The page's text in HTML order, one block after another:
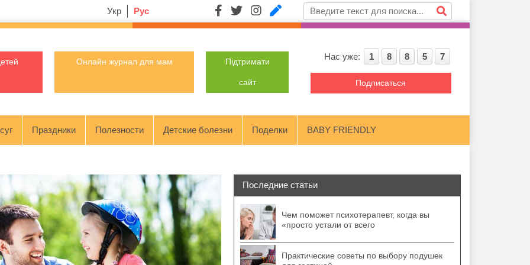
Укр Рус
Онлайн журнал для мам Підтримати
сайт
Нас уже: 1 8 8 5 7
Подписаться
Праздники Полезности Детские болезни Поделки BABY FRIENDLY
Последние статьи
Чем поможет психотерапевт, когда вы
«просто устали от всего
Практические советы по выбору подушек